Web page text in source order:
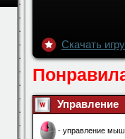
Скачать
Управление
- управление